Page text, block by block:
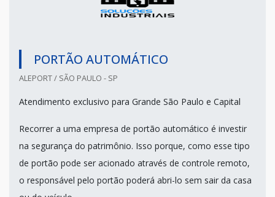
PORTÃO AUTOMÁTICO
ALEPORT / SÃO PAULO - SP
Atendimento exclusivo para Grande São Paulo e Capital
Recorrer a uma empresa de portão automático é investir
na segurança do patrimônio. Isso porque, como esse tipo
de portão pode ser acionado através de controle remoto,
o responsável pelo portão poderá abri-lo sem sair da casa